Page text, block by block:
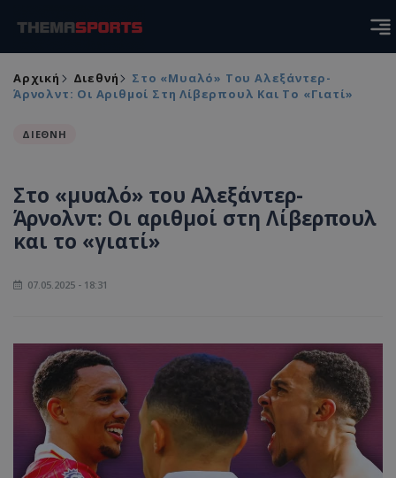
Αρχική Διεθνή
Στο «μυαλό» Του Αλεξάντερ-
Άρνολντ: Οι Αριθμοί Στη Λίβερπουλ Και Το «γιατί»
ΔΙΕΘΝΗ
Στο «μυαλό» του Αλεξάντερ-
Άρνολντ: Οι αριθμοί στη Λίβερπουλ
και το «γιατί»
07.05.2025 - 18:31